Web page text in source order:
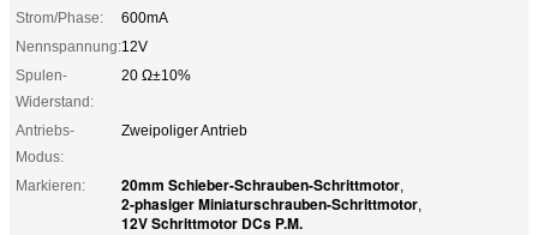
Strom/Phase:
600mA
Nennspannung:12V
Spulen-
Widerstand:
20 Ω±10%
Antriebs-
Modus:
Zweipoliger Antrieb
Markieren: 20mm Schieber-Schrauben-Schrittmotor,
2-phasiger Miniaturschrauben-Schrittmotor,
12V Schrittmotor DCs P.M.